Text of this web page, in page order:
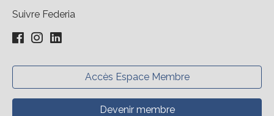
Suivre Federia
Accès Espace Membre
Devenir membre